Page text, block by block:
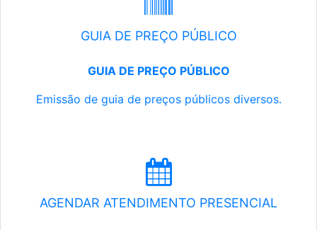
GUIA DE PREÇO PÚBLICO
GUIA DE PREÇO PÚBLICO
Emissão de guia de preços públicos diversos.
AGENDAR ATENDIMENTO PRESENCIAL